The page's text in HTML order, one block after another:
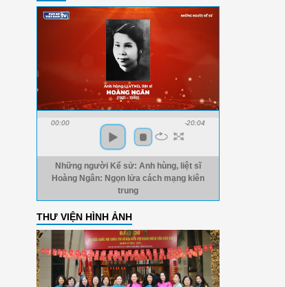
00:00 -20:04
Những người Kể sử: Anh hùng, liệt sĩ
Hoàng Ngân: Ngọn lửa cách mạng kiên
trung
THƯ VIỆN HÌNH ẢNH